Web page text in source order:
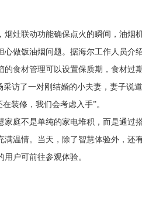
灶联动功能确保点火的瞬间，油烟
心做饭油烟问题。据海尔工作人员介
的食材管理可以设置保质期，食材过
采访了一对刚结婚的小夫妻，妻子说
装修，我们会考虑入手”。
庭不是单纯的家电堆积，而是通过
满温情。当天，除了智慧体验外，还
户可前往参观体验。